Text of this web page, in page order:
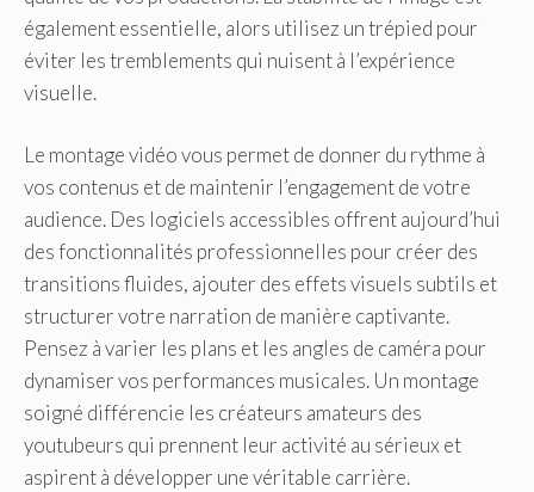
également essentielle, alors utilisez un trépied pour
éviter les tremblements qui nuisent à l’expérience
visuelle.
Le montage vidéo vous permet de donner du rythme à
vos contenus et de maintenir l’engagement de votre
audience. Des logiciels accessibles offrent aujourd’hui
des fonctionnalités professionnelles pour créer des
transitions fluides, ajouter des effets visuels subtils et
structurer votre narration de manière captivante.
Pensez à varier les plans et les angles de caméra pour
dynamiser vos performances musicales. Un montage
soigné différencie les créateurs amateurs des
youtubeurs qui prennent leur activité au sérieux et
aspirent à développer une véritable carrière.